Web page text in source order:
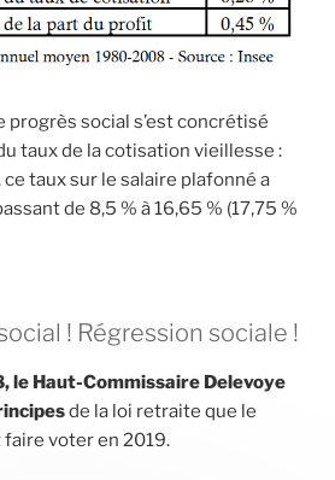
progrès social s’est concrétisé
taux de la cotisation vieillesse :
taux sur le salaire plafonné a
de 8,5 % à 16,65 % (17,75 %
! Régression sociale !
le Haut-Commissaire Delevoye
de la loi retraite que le
voter en 2019.